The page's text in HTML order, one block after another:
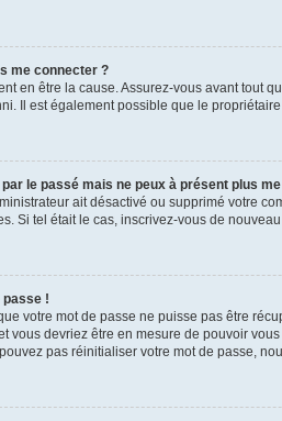
me connecter ?
en être la cause. Assurez-vous avant tout
Il est également possible que le
le passé mais ne peux à présent plus
ait désactivé ou supprimé votre
Si tel était le cas, inscrivez-vous de
passe !
votre mot de passe ne puisse pas être
vous devriez être en mesure de pouvoir
pas réinitialiser votre mot de passe,